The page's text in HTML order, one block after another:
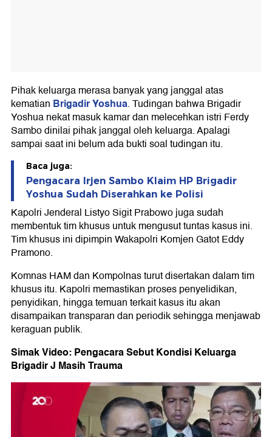
Pihak keluarga merasa banyak yang janggal atas
kematian Brigadir Yoshua. Tudingan bahwa Brigadir
Yoshua nekat masuk kamar dan melecehkan istri Ferdy
Sambo dinilai pihak janggal oleh keluarga. Apalagi
sampai saat ini belum ada bukti soal tudingan itu.
Baca juga:
Pengacara Irjen Sambo Klaim HP Brigadir
Yoshua Sudah Diserahkan ke Polisi
Kapolri Jenderal Listyo Sigit Prabowo juga sudah
membentuk tim khusus untuk mengusut tuntas kasus ini.
Tim khusus ini dipimpin Wakapolri Komjen Gatot Eddy
Pramono.
Komnas HAM dan Kompolnas turut disertakan dalam tim
khusus itu. Kapolri memastikan proses penyelidikan,
penyidikan, hingga temuan terkait kasus itu akan
disampaikan transparan dan periodik sehingga menjawab
keraguan publik.
Simak Video: Pengacara Sebut Kondisi Keluarga
Brigadir J Masih Trauma